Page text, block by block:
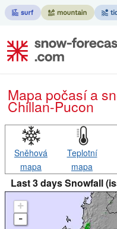
Mapa počasí a sněhových podmínek pro
Chillan-Pucon
Sněhová
mapa
Teplotní
mapa
Last 3 days Snowfall
+
-